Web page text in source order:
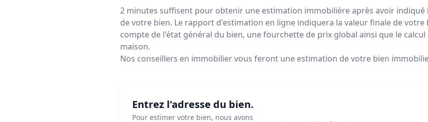
2 minutes suffisent pour obtenir une estimation immobilière après avoir indiqué
de votre bien. Le rapport d'estimation en ligne indiquera la valeur finale de
compte de l'état général du bien, une fourchette de prix global ainsi que le
maison.
Nos conseillers en immobilier vous feront une estimation de votre bien
Entrez l'adresse du bien.
Pour estimer votre bien, nous avons